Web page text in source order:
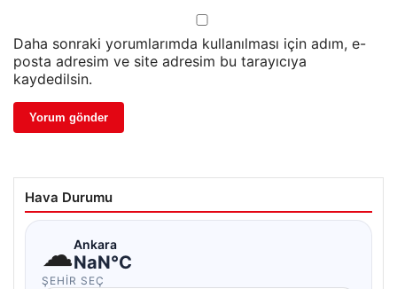
Daha sonraki yorumlarımda kullanılması için adım, e-
posta adresim ve site adresim bu tarayıcıya
kaydedilsin.
Hava Durumu
☁Ankara
NaN°C
ŞEHIR SEÇ